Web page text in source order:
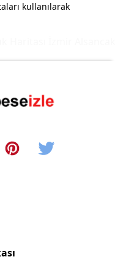
kullanılarak